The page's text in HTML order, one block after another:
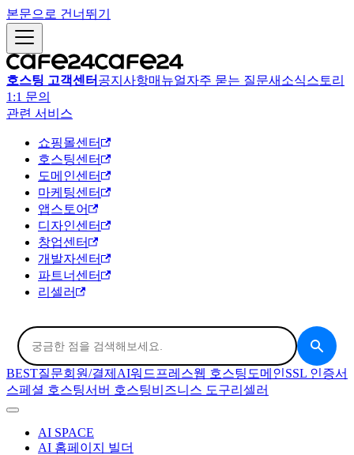
본문으로 건너뛰기
호스팅 고객센터 공지사항매뉴얼자주 묻는 질문새소식스토리
1:1 문의
관련 서비스
쇼핑몰센터
호스팅센터
도메인센터
마케팅센터
앱스토어
디자인센터
창업센터
개발자센터
파트너센터
리셀러
BEST질문회원/결제 AI워드프레스웹 호스팅 도메인SSL 인증서
스페셜 호스팅서버 호스팅비즈니스 도구리셀러
AI SPACE
AI 홈페이지 빌더